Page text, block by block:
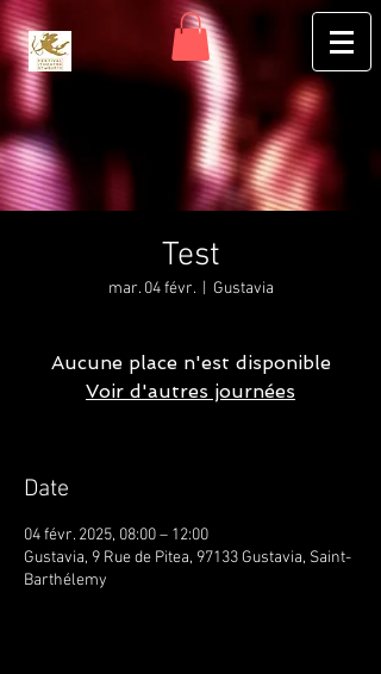
Test
mar. 04 févr.
  |
Gustavia
Aucune place n'est disponible
Voir d'autres journées
Date
04 févr. 2025, 08:00 – 12:00
Gustavia, 9 Rue de Pitea, 97133 Gustavia, Saint-
Barthélemy